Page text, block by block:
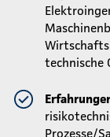
technische
Prozesse/